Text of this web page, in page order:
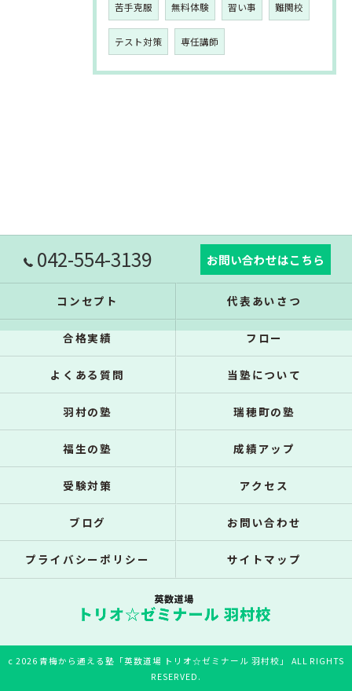
苦手克服 無料体験 習い事 難関校
テスト対策 専任講師
042-554-3139 お問い合わせはこちら
コンセプト 代表あいさつ
合格実績 フロー
よくある質問 当塾について
羽村の塾 瑞穂町の塾
福生の塾 成績アップ
受験対策 アクセス
ブログ お問い合わせ
プライバシーポリシー サイトマップ
c 2026 青梅から通える塾「英数道場 トリオ☆ゼミナール 羽村校」 ALL RIGHTS
RESERVED.